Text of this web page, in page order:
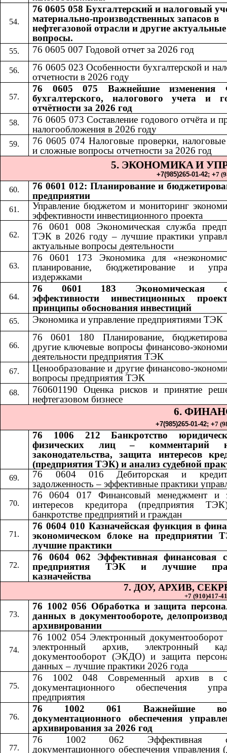
76 0605 058 Бухгалтерский и налоговый
материально-производственных запасов в
нефтегазовой отрасли и другие актуальные
вопросы.
76 0605 007 Годовой отчет за 2026 год
76 0605 023 Особенности бухгалтерской и
отчетности в 2026 году
76 0605 075 Важнейшие изменения
бухгалтерского, налогового учета и
отчётности за 2026 год
76 0605 073 Составление годового отчёта и
налогообложения в 2026 году
76 0605 074 Налоговые проверки,
и сложные вопросы отчетности за 2026 год
5. ЭКОНОМИКА И
+7(985)265-01-42;​​+7
76 0601 012: Планирование и
предприятии
Управление бюджетом и мониторинг
эффективности инвестиционного проекта
76 0601 008 Экономическая служба
ТЭК в 2026 году – лучшие практики
актуальные вопросы деятельности
76 0601 173 Экономика для
планирование, бюджетирование и
издержками
76 0601 183 Экономическая
эффективности инвестиционных
принципы обоснования инвестиций
Экономика и управление предприятиями ТЭК
76 0601 180 Планирование,
другие ключевые вопросы финансово-
деятельности предприятия ТЭК
Ценообразование и другие финансово-
вопросы предприятия ТЭК
760601190 Оценка рисков и принятие
нефтегазовом бизнесе
6.
+7(985)265-01-42;​​ +7
76 1006 212 Банкротство
физических лиц – комментарий
законодательства, защита интересов
(предприятия ТЭК) и анализ судебной
76 0604 016 Дебиторская и
задолженность – эффективные практики
76 0604 017 Финансовый менеджмент и
интересов кредитора (предприятия
банкротстве предприятий и граждан
76 0604 010 Казначейская функция в
экономическом блоке на
лучшие практики
76 0604 062 Эффективная финансовая
предприятия ТЭК и лучшие
казначейства
7. ДОУ, АРХИВ,
+7 (910)417-
76 1002 056 Обработка и защита
данных в документообороте,
архивировании
76 1002 054 Электронный
электронный архив, электронный
документооборот (ЭКДО) и защита
данных – лучшие практики 2026 года
76 1002 048 Современный архив в
документационного обеспечения
предприятия
76 1002 061 Важнейшие
документационного обеспечения
архивирования за 2026 год
76 1002 062 Эффективная
документационного обеспечения